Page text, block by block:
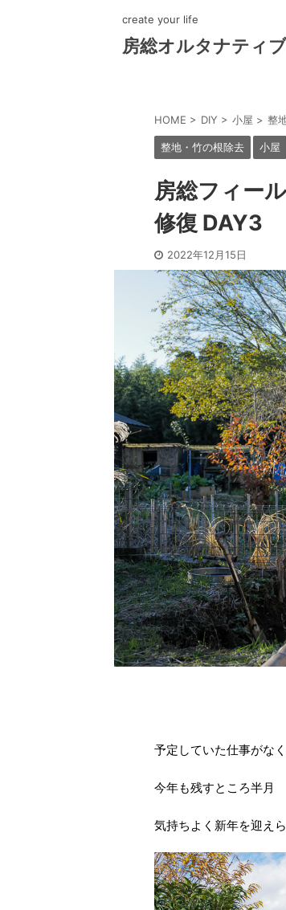
create your life
房総オルタナティ
HOME > DIY > 小屋 > 整
整地・竹の根除去 小屋
房総フィー
修復 DAY3
2022年12月15日
予定していた仕事がな
今年も残すところ半月
気持ちよく新年を迎え